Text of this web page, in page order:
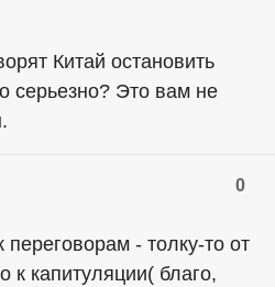
Китай остановить
серьезно? Это вам не
0
- толку-то от
к капитуляции( благо,